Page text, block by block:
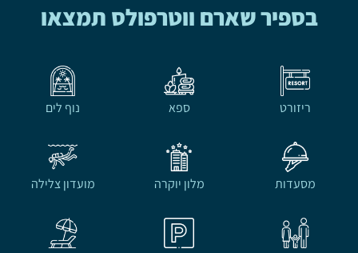
בספיר שארם ווטרפולס תמצאו
ריזורט ספא נוף לים
מסעדות מלון יוקרה מועדון צלילה